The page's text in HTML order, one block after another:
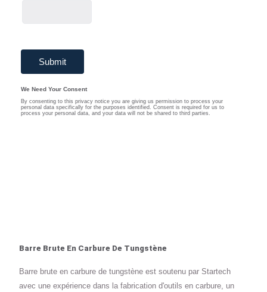
Barre Brute En Carbure De Tungstène
Barre brute en carbure de tungstène est soutenu par Startech
avec une expérience dans la fabrication d'outils en carbure, un